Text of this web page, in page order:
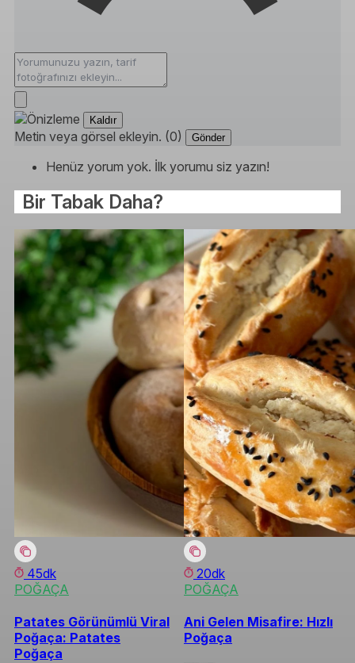
Kaldır
Metin veya görsel ekleyin. (0) Gönder
Henüz yorum yok. İlk yorumu siz yazın!
Bir Tabak Daha?
45dk
POĞAÇA
Patates Görünümlü Viral
Poğaça: Patates
Poğaça
20dk
POĞAÇA
Ani Gelen Misafire: Hızlı
Poğaça